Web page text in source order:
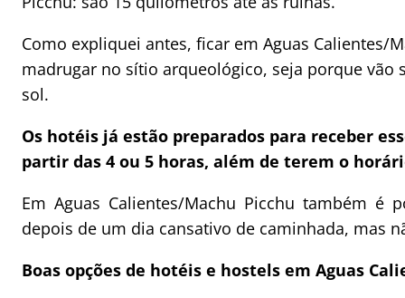
Como expliquei antes, ficar em Aguas Calientes/
madrugar no sítio arqueológico, seja porque vão
sol.
Os hotéis já estão preparados para receber
partir das 4 ou 5 horas, além de terem o
Em Aguas Calientes/Machu Picchu também é
depois de um dia cansativo de caminhada, mas
Boas opções de hotéis e hostels em Aguas